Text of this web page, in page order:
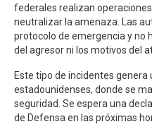
federales realizan
neutralizar la amenaza. Las
protocolo de emergencia y no
del agresor ni los motivos del
Este tipo de incidentes genera
estadounidenses, donde se
seguridad. Se espera una
de Defensa en las próximas